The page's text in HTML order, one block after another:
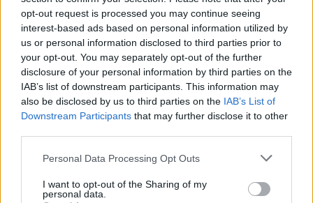
opt-out request is processed you may continue seeing
interest-based ads based on personal information utilized by
us or personal information disclosed to third parties prior to
your opt-out. You may separately opt-out of the further
disclosure of your personal information by third parties on the
IAB’s list of downstream participants. This information may
also be disclosed by us to third parties on the IAB’s List of
Downstream Participants that may further disclose it to other
Please note that this website/app uses one or more Google
not limited to your visit or usage behaviour. You may click to
grant or deny consent to Google and its third-party tags to
Personal Data Processing Opt Outs
I want to opt-out of the Sharing of my
personal data.
Zoltántól kapott segítséget. 1990 novemberében a
85 éve működő lapot, a Kanadai/Amerikai
Magyarság tulajdonos főszerkesztője, Vörösváry
István megvásárolta, majd cégébe inkorporálta. E
sorok írója, ekkor kapcsolódott be a népszerű
Kékújság családjába, ahol egykoron az emigráció
legkiválóbb újságírói dolgoztak.
nemrégen elhunyt főszerkesztőVörösváry Irént
Sándor, Wass Albert, Kovács Imre, Gábor Áron, Oláh